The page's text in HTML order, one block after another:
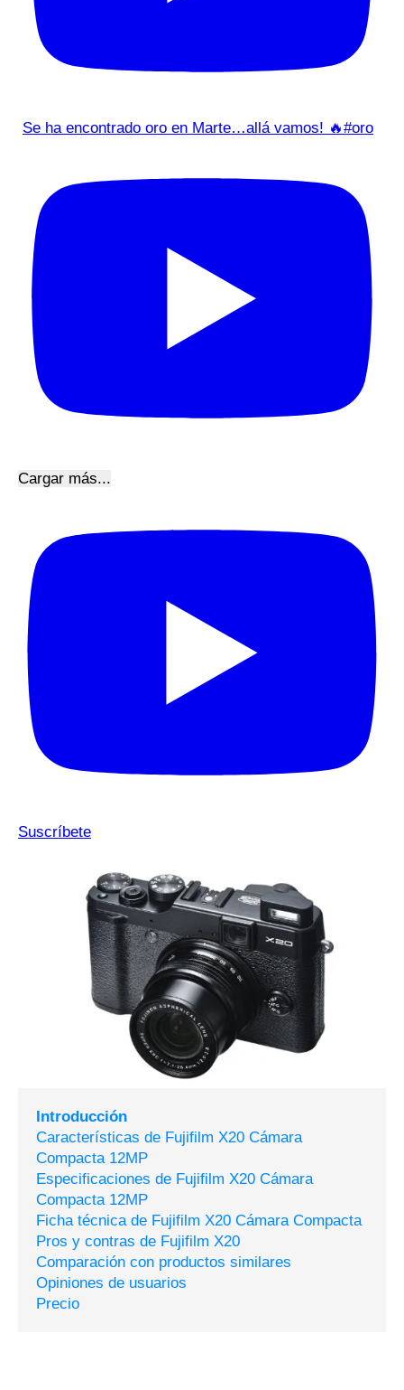
Se ha encontrado oro en Marte…allá vamos! 🔥#oro
Cargar más...
Suscríbete
Introducción
Características de Fujifilm X20 Cámara
Compacta 12MP
Especificaciones de Fujifilm X20 Cámara
Compacta 12MP
Ficha técnica de Fujifilm X20 Cámara Compacta
Pros y contras de Fujifilm X20
Comparación con productos similares
Opiniones de usuarios
Precio